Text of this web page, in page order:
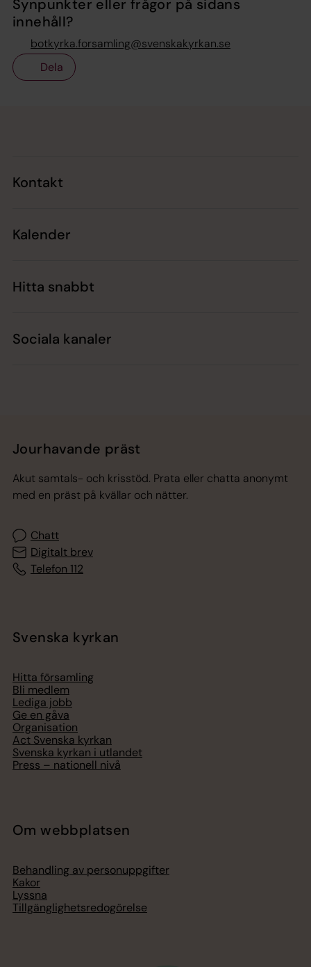
Synpunkter eller frågor på sidans
innehåll?
botkyrka.forsamling@svenskakyrkan.se
Dela
Kontakt
Kalender
Hitta snabbt
Sociala kanaler
Jourhavande präst
Akut samtals- och krisstöd. Prata eller chatta anonymt
med en präst på kvällar och nätter.
Chatt
Digitalt brev
Telefon 112
Svenska kyrkan
Hitta församling
Bli medlem
Lediga jobb
Ge en gåva
Organisation
Act Svenska kyrkan
Svenska kyrkan i utlandet
Press – nationell nivå
Om webbplatsen
Behandling av personuppgifter
Kakor
Lyssna
Tillgänglighetsredogörelse